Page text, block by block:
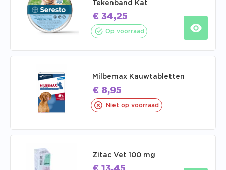
Tekenband Kat
€ 34,25
Op voorraad
Milbemax Kauwtabletten
€ 8,95
Niet op voorraad
Zitac Vet 100 mg